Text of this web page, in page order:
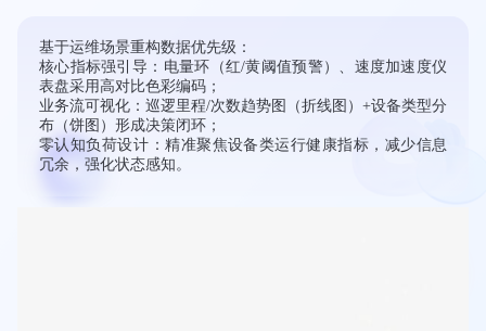
基于运维场景重构数据优先级：
核心指标强引导​：电量环（红/黄阈值预警）、速度加速度仪
表盘采用高对比色彩编码；
​业务流可视化​：巡逻里程/次数趋势图（折线图）+设备类型分
布（饼图）形成决策闭环；
零认知负荷设计​：精准聚焦设备类运行健康指标，减少信息
冗余，强化状态感知。